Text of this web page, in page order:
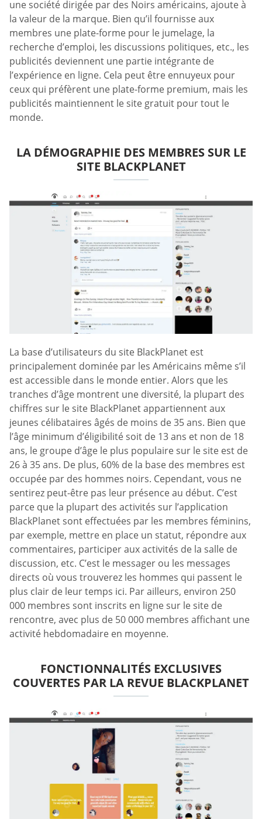
une société dirigée par des Noirs américains, ajoute à
la valeur de la marque. Bien qu’il fournisse aux
membres une plate-forme pour le jumelage, la
recherche d’emploi, les discussions politiques, etc., les
publicités deviennent une partie intégrante de
l’expérience en ligne. Cela peut être ennuyeux pour
ceux qui préfèrent une plate-forme premium, mais les
publicités maintiennent le site gratuit pour tout le
monde.
LA DÉMOGRAPHIE DES MEMBRES SUR LE
SITE BLACKPLANET
La base d’utilisateurs du site BlackPlanet est
principalement dominée par les Américains même s’il
est accessible dans le monde entier. Alors que les
tranches d’âge montrent une diversité, la plupart des
chiffres sur le site BlackPlanet appartiennent aux
jeunes célibataires âgés de moins de 35 ans. Bien que
l’âge minimum d’éligibilité soit de 13 ans et non de 18
ans, le groupe d’âge le plus populaire sur le site est de
26 à 35 ans. De plus, 60% de la base des membres est
occupée par des hommes noirs. Cependant, vous ne
sentirez peut-être pas leur présence au début. C’est
parce que la plupart des activités sur l’application
BlackPlanet sont effectuées par les membres féminins,
par exemple, mettre en place un statut, répondre aux
commentaires, participer aux activités de la salle de
discussion, etc. C’est le messager ou les messages
directs où vous trouverez les hommes qui passent le
plus clair de leur temps ici. Par ailleurs, environ 250
000 membres sont inscrits en ligne sur le site de
rencontre, avec plus de 50 000 membres affichant une
activité hebdomadaire en moyenne.
FONCTIONNALITÉS EXCLUSIVES
COUVERTES PAR LA REVUE BLACKPLANET